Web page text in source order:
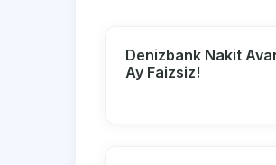
Denizbank Nakit
Ay Faizsiz!